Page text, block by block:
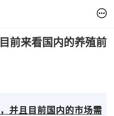
前来看国内的养殖前
并且目前国内的市场需